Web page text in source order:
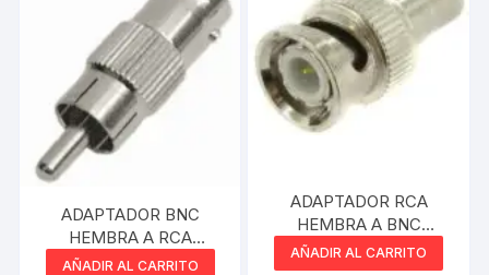
ADAPTADOR BNC
HEMBRA A RCA
MACHO
AÑADIR AL CARRITO
ADAPTADOR RCA
HEMBRA A BNC
MACHO
AÑADIR AL CARRITO